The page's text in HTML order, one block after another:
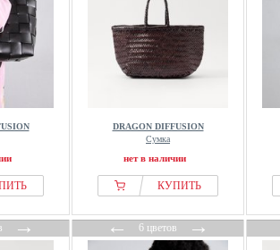
DRAGON DIFFUSION
Сумка
нет в наличии
КУПИТЬ
→ ←6 цветов→